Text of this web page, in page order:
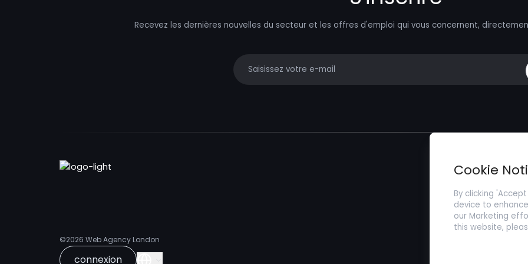
Recevez les dernières nouvelles du secteur et les offres d'emploi qui vous concernent,
©2026 Web Agency London
connexion
Trouver un
Soumettez
Cookie
By clicking
device to
our Marketing
this website,